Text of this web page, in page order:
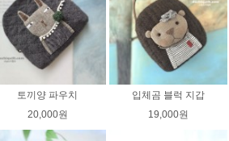
토끼양 파우치
20,000원
입체곰 블럭 지갑
19,000원